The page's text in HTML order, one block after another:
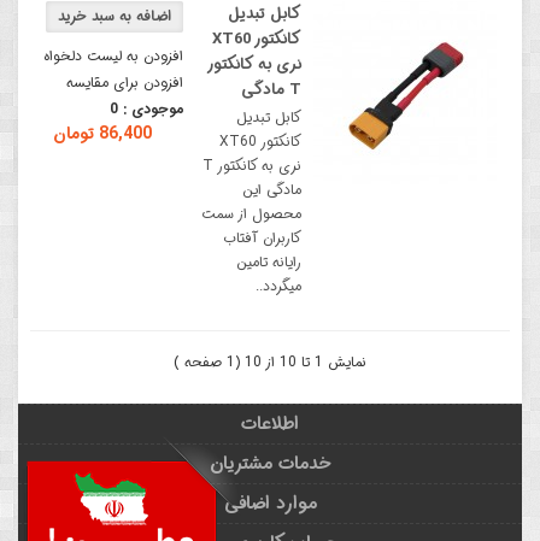
افزودن به لیست دلخواه
افزودن برای مقایسه
موجودی : 0
86,400 تومان
کابل تبدیل
کانکتور XT60
نری به کانکتور
T مادگی
کابل تبدیل
کانکتور XT60
نری به کانکتور T
مادگی این
محصول از سمت
کاربران آفتاب
رایانه تامین
میگردد..
نمایش 1 تا 10 از 10 (1 صفحه )
اطلاعات
خدمات مشتریان
موارد اضافی